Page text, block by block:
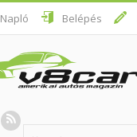
Napló Belépés